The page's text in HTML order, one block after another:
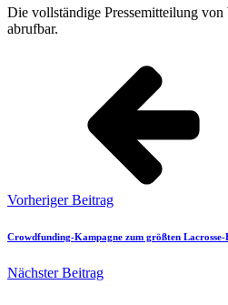
Die vollständige Pressemitteilung von
abrufbar.
Vorheriger Beitrag
Crowdfunding-Kampagne zum größten Lacrosse-
Nächster Beitrag